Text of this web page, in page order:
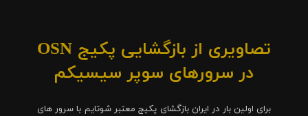
تصاویری از بازگشایی پکیج OSN
در سرورهای سوپر سیسیکم
برای اولین بار در ایران بازگشای پکیج معتبر شوتایم با سرور های